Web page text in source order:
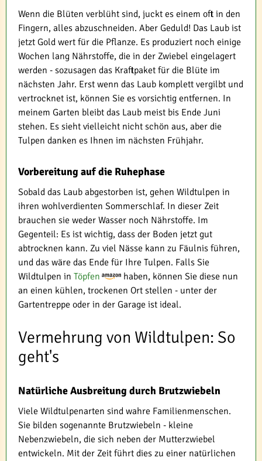
Wenn die Blüten verblüht sind, juckt es einem oft in den
Fingern, alles abzuschneiden. Aber Geduld! Das Laub ist
jetzt Gold wert für die Pflanze. Es produziert noch einige
Wochen lang Nährstoffe, die in der Zwiebel eingelagert
werden - sozusagen das Kraftpaket für die Blüte im
nächsten Jahr. Erst wenn das Laub komplett vergilbt und
vertrocknet ist, können Sie es vorsichtig entfernen. In
meinem Garten bleibt das Laub meist bis Ende Juni
stehen. Es sieht vielleicht nicht schön aus, aber die
Tulpen danken es Ihnen im nächsten Frühjahr.
Vorbereitung auf die Ruhephase
Sobald das Laub abgestorben ist, gehen Wildtulpen in
ihren wohlverdienten Sommerschlaf. In dieser Zeit
brauchen sie weder Wasser noch Nährstoffe. Im
Gegenteil: Es ist wichtig, dass der Boden jetzt gut
abtrocknen kann. Zu viel Nässe kann zu Fäulnis führen,
und das wäre das Ende für Ihre Tulpen. Falls Sie
Wildtulpen in Töpfen
haben, können Sie diese nun
an einen kühlen, trockenen Ort stellen - unter der
Gartentreppe oder in der Garage ist ideal.
Vermehrung von Wildtulpen: So
geht's
Natürliche Ausbreitung durch Brutzwiebeln
Viele Wildtulpenarten sind wahre Familienmenschen.
Sie bilden sogenannte Brutzwiebeln - kleine
Nebenzwiebeln, die sich neben der Mutterzwiebel
entwickeln. Mit der Zeit führt dies zu einer natürlichen